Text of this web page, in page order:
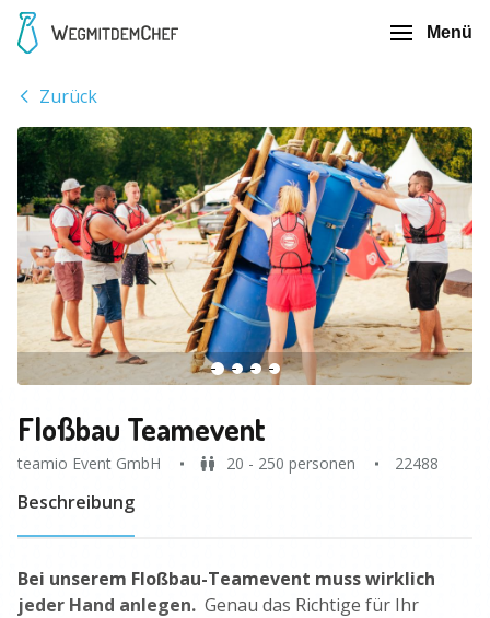
Menü
Zurück
Floßbau Teamevent
teamio Event GmbH 20 - 250 personen 22488
Beschreibung
Bei unserem Floßbau-Teamevent muss wirklich
jeder Hand anlegen. Genau das Richtige für Ihr